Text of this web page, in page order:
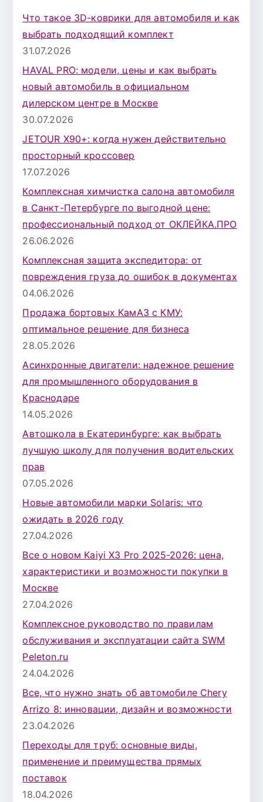
Что такое 3D-коврики для автомобиля и как
выбрать подходящий комплект
31.07.2026
HAVAL PRO: модели, цены и как выбрать
новый автомобиль в официальном
дилерском центре в Москве
30.07.2026
JETOUR X90+: когда нужен действительно
просторный кроссовер
17.07.2026
Комплексная химчистка салона автомобиля
в Санкт-Петербурге по выгодной цене:
профессиональный подход от ОКЛЕЙКА.ПРО
26.06.2026
Комплексная защита экспедитора: от
повреждения груза до ошибок в документах
04.06.2026
Продажа бортовых КамАЗ с КМУ:
оптимальное решение для бизнеса
28.05.2026
Асинхронные двигатели: надежное решение
для промышленного оборудования в
Краснодаре
14.05.2026
Автошкола в Екатеринбурге: как выбрать
лучшую школу для получения водительских
прав
07.05.2026
Новые автомобили марки Solaris: что
ожидать в 2026 году
27.04.2026
Все о новом Kaiyi X3 Pro 2025-2026: цена,
характеристики и возможности покупки в
Москве
27.04.2026
Комплексное руководство по правилам
обслуживания и эксплуатации сайта SWM
Peleton.ru
24.04.2026
Все, что нужно знать об автомобиле Chery
Arrizo 8: инновации, дизайн и возможности
23.04.2026
Переходы для труб: основные виды,
применение и преимущества прямых
поставок
18.04.2026